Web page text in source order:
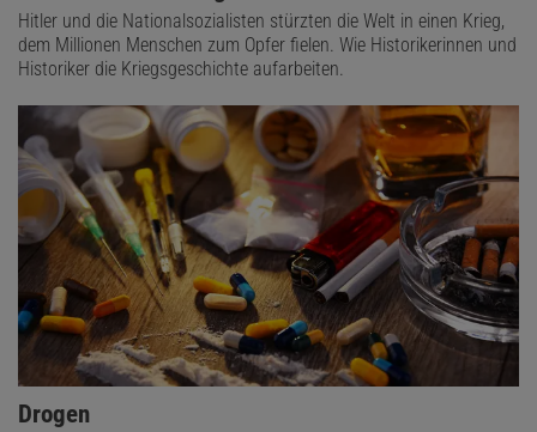
Hitler und die Nationalsozialisten stürzten die Welt in einen Krieg,
dem Millionen Menschen zum Opfer fielen. Wie Historikerinnen und
Historiker die Kriegsgeschichte aufarbeiten.
Drogen